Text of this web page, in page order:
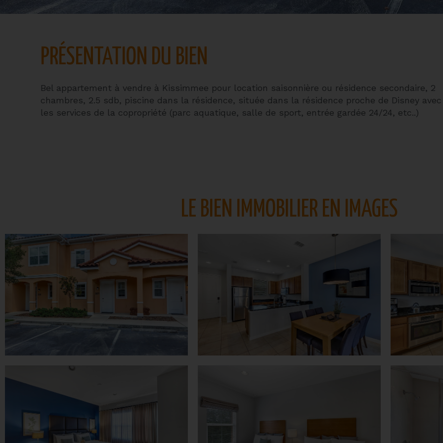
PRÉSENTATION DU BIEN
Bel appartement à vendre à Kissimmee pour location saisonnière ou résidence secondaire, 2
chambres, 2.5 sdb, piscine dans la résidence, située dans la résidence proche de Disney
les services de la copropriété (parc aquatique, salle de sport, entrée gardée 24/24, etc..)
LE BIEN IMMOBILIER EN IMAGES